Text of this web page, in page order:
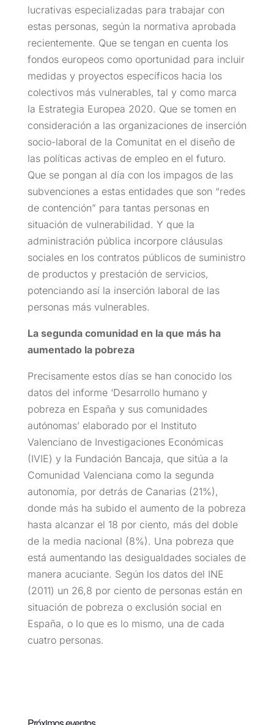
lucrativas especializadas para trabajar con
estas personas, según la normativa aprobada
recientemente. Que se tengan en cuenta los
fondos europeos como oportunidad para incluir
medidas y proyectos específicos hacia los
colectivos más vulnerables, tal y como marca
la Estrategia Europea 2020. Que se tomen en
consideración a las organizaciones de inserción
socio-laboral de la Comunitat en el diseño de
las políticas activas de empleo en el futuro.
Que se pongan al día con los impagos de las
subvenciones a estas entidades que son “redes
de contención” para tantas personas en
situación de vulnerabilidad. Y que la
administración pública incorpore cláusulas
sociales en los contratos públicos de suministro
de productos y prestación de servicios,
potenciando así la inserción laboral de las
personas más vulnerables.
La segunda comunidad en la que más ha
aumentado la pobreza
Precisamente estos días se han conocido los
datos del informe ‘Desarrollo humano y
pobreza en España y sus comunidades
autónomas’ elaborado por el Instituto
Valenciano de Investigaciones Económicas
(IVIE) y la Fundación Bancaja, que sitúa a la
Comunidad Valenciana como la segunda
autonomía, por detrás de Canarias (21%),
donde más ha subido el aumento de la pobreza
hasta alcanzar el 18 por ciento, más del doble
de la media nacional (8%). Una pobreza que
está aumentando las desigualdades sociales de
manera acuciante. Según los datos del INE
(2011) un 26,8 por ciento de personas están en
situación de pobreza o exclusión social en
España, o lo que es lo mismo, una de cada
cuatro personas.